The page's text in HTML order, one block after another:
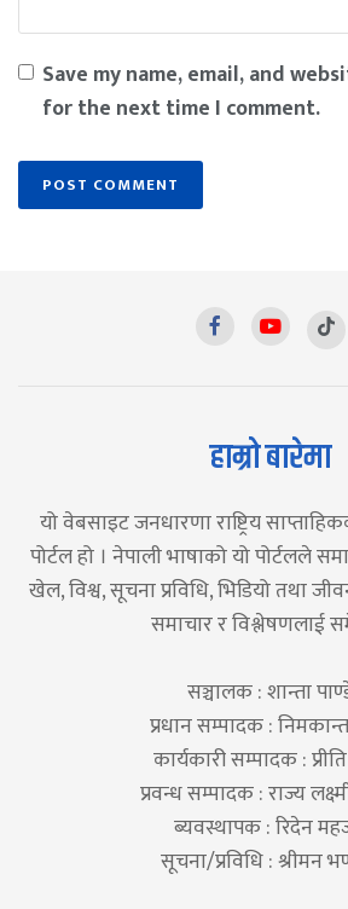
Save my name, email, and
for the next time I comment.
हाम्रो बारेमा
यो वेबसाइट जनधारणा राष्ट्रिय
पोर्टल हो । नेपाली भाषाको यो पोर्टलले
खेल, विश्व, सूचना प्रविधि, भिडियो तथा
समाचार र विश्लेषणलाई
सञ्चालक : शान्ता
प्रधान सम्पादक :
कार्यकारी सम्पादक :
प्रवन्ध सम्पादक : राज्य
ब्यवस्थापक : रिदेन
सूचना/प्रविधि : श्रीमन